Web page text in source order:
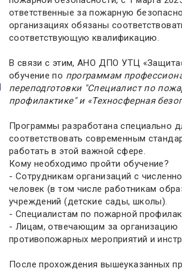
ответственные за пожарную
организациях обязаны
соответствующую квалификацию.
В связи с этим, АНО ДПО УТЦ
обучение по программам
переподготовки "Специалист по
профилактике" и «Техносферная
Программы разработана специально
соответствовать современным
работать в этой важной сфере.
Кому необходимо пройти обучение?
- Сотрудникам организаций с
человек (в том числе работникам
учреждений (детские сады, школы).
- Специалистам по пожарной
- Лицам, отвечающим за организацию
противопожарных мероприятий и
После прохождения вышеуказанных